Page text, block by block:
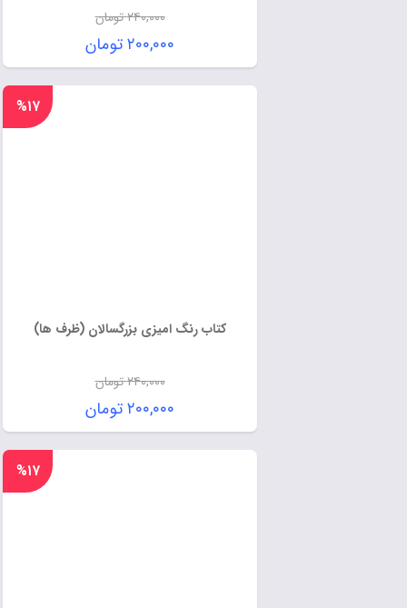
۲۴۰,۰۰۰تومان
۲۰۰,۰۰۰تومان
کتاب رنگ امیزی بزرگسالان (ظرف ها)
۲۴۰,۰۰۰تومان
۲۰۰,۰۰۰تومان
%۱۷
%۱۷